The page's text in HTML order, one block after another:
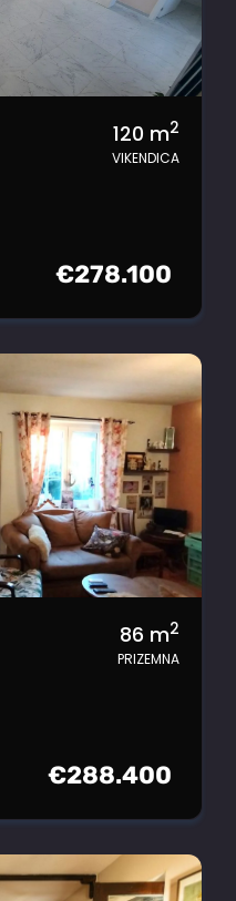
120 m2
VIKENDICA
€278.100
86 m2
PRIZEMNA
€288.400